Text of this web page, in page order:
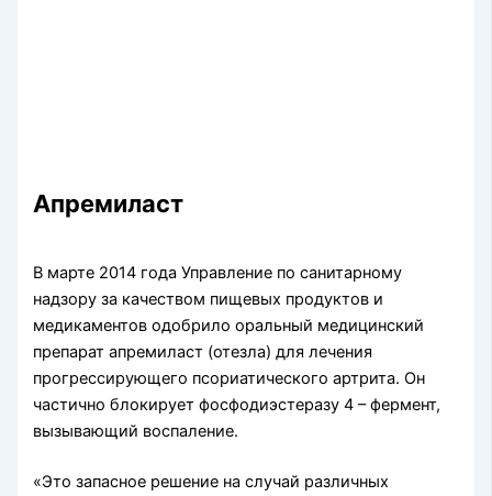
Апремиласт
В марте 2014 года Управление по санитарному
надзору за качеством пищевых продуктов и
медикаментов одобрило оральный медицинский
препарат апремиласт (отезла) для лечения
прогрессирующего псориатического артрита. Он
частично блокирует фосфодиэстеразу 4 – фермент,
вызывающий воспаление.
«Это запасное решение на случай различных